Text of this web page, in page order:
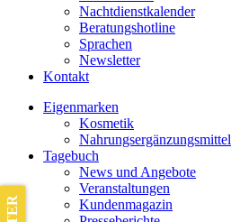
Nachtdienstkalender
Beratungshotline
Sprachen
Newsletter
Kontakt
Eigenmarken
Kosmetik
Nahrungsergänzungsmittel
Tagebuch
News und Angebote
Veranstaltungen
Kundenmagazin